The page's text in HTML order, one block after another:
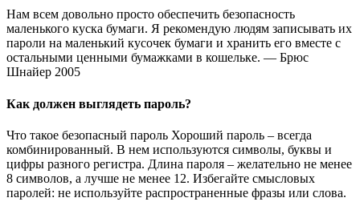
Нам всем довольно просто обеспечить безопасность
маленького куска бумаги. Я рекомендую людям записывать их
пароли на маленький кусочек бумаги и хранить его вместе с
остальными ценными бумажками в кошельке. — Брюс
Шнайер 2005
Как должен выглядеть пароль?
Что такое безопасный пароль Хороший пароль – всегда
комбинированный. В нем используются символы, буквы и
цифры разного регистра. Длина пароля – желательно не менее
8 символов, а лучше не менее 12. Избегайте смысловых
паролей: не используйте распространенные фразы или слова.